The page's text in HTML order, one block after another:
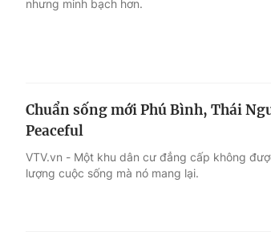
nhưng minh bạch hơn.
Chuẩn sống mới Phú Bình, Thái
Peaceful
VTV.vn - Một khu dân cư đẳng cấp không
lượng cuộc sống mà nó mang lại.